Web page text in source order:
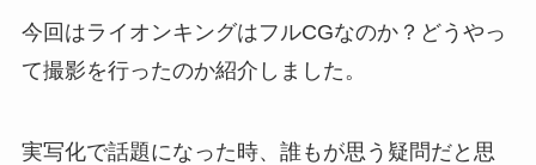
今回はライオンキングはフルCGなのか？どうやっ
て撮影を行ったのか紹介しました。
実写化で話題になった時、誰もが思う疑問だと思